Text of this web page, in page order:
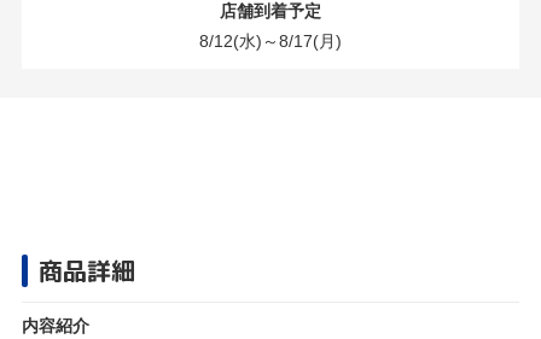
店舗到着予定
8/12(水)～8/17(月)
商品詳細
内容紹介